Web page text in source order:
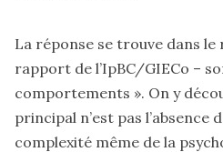
La réponse se trouve dans
rapport de l’IpBC/GIECo –
comportements ». On y
principal n’est pas l’absence
complexité même de la